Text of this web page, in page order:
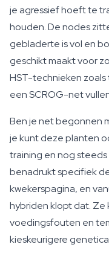
je agressief hoeft te
houden. De nodes
gebladerte is vol en
geschikt maakt voor
HST-technieken
een SCROG-net
Ben je net begonnen
je kunt deze planten
training en nog
benadrukt specifiek
kwekerspagina, en
hybriden klopt dat.
voedingsfouten en
kieskeurigere